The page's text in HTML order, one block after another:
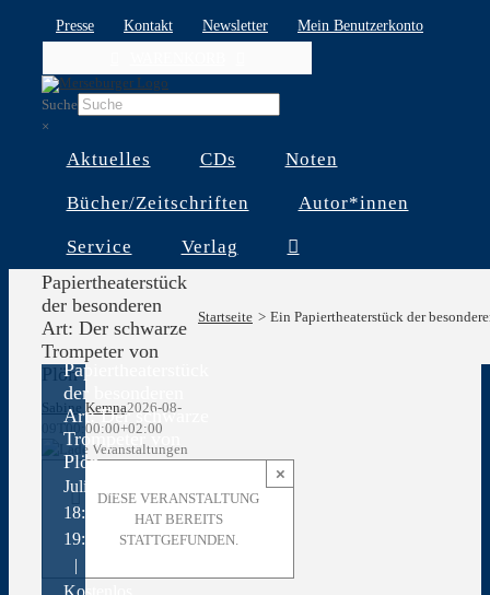
Presse Kontakt Newsletter
Mein Benutzerkonto
Suche
×
Aktuelles CDs Noten
Bücher/Zeitschriften Autor*innen
Service Verlag
Ein
Papiertheaterstück
der besonderen
Art: Der schwarze
Trompeter von
Plön
Startseite Ein Papiertheaterstück der
Sabine Kemna2026-08-
09T00:00:00+02:00
DIESE VERANSTALTUNG
HAT BEREITS
STATTGEFUNDEN.
×
Ein
Papiertheaterstück
der besonderen
Art: Der schwarze
Trompeter von
Plön
Juli 4 @
18:00
19:30
|
Kostenlos